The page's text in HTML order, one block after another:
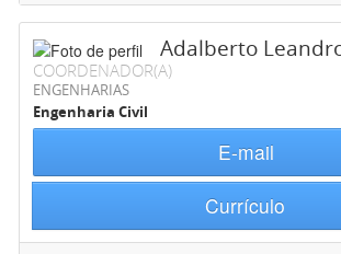
Adalberto
COORDENADOR(A)
ENGENHARIAS
Engenharia Civil
E-mail
Currículo